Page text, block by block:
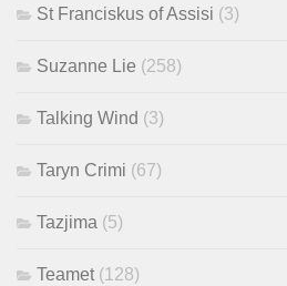
St Franciskus of Assisi (3)
Suzanne Lie (258)
Talking Wind (3)
Taryn Crimi (67)
Tazjima (5)
Teamet (128)